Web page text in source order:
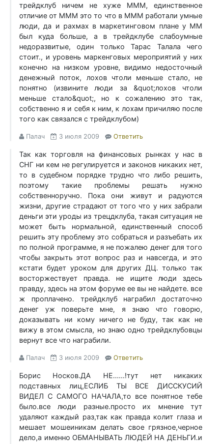
трейдклуб ничем не хуже МММ, единственное
отличие от МММ это то что в МММ работали умные
люди, да и рахмах в маркетинговом плане у ММ
был куда больше, а в трейдклубе слабоумные
недоразвитые, один только Тарас Талала чего
стоит., и уровень маркенговых мероприятий у них
конечно на низком уровне, видимо недосточный
денежный поток, лохов чтоли меньше стало, не
понятно (извините люди за &quot;лохов чтоли
меньше стало&quot;, но к сожалению это так,
собственно я и себя к ним, к лохам причиляю после
того как связался с трейдклубом)
Палач 3 июля 2009 Ответить
Так как торговля на финансовых рынках у нас в
СНГ ни кем не регулируется и законов никаких нет,
то в судебном порядке трудно что либо решить,
поэтому такие проблемы решать нужно
собственноручно. Пока они живут и радуются
жизни, другие страдают от того что у них забрали
деньги эти уроды из трецдклуба, такая ситуация не
может быть нормальной, единственный способ
решить эту проблему это собраться и разъебать их
по полной программе, я не пожалею денег для того
чтобы закрыть этот вопрос раз и навсегда, и это
кстати будет уроком для других ДЦ. только так
восторжествует правда. не ищите люди здесь
правду, здесь на этом форуме ее вы не найдете. все
ж проплачено. трейдклуб награбил достаточно
денег уж поверьте мне, я знаю что говорю,
доказывать ни кому ничего не буду, так как не
вижу в этом смысла, но знаю одно трейдклубовцы
вернут все что награбили.
Палач 3 июля 2009 Ответить
Борис Носков.ДА НЕ......!тут нет никаких
подставных лиц,ЕСЛИБ ТЫ ВСЕ ДИССКУСИЙ
ВИДЕЛ С САМОГО НАЧАЛА,то все понятное тебе
было.все люди разные.просто их мнение тут
удаляют каждый раз,так как правда колит глаза и
мешает мошеиникам делать свое грязное,черное
дело,а именно ОБМАНЫВАТЬ ЛЮДЕЙ НА ДЕНЬГИ.и